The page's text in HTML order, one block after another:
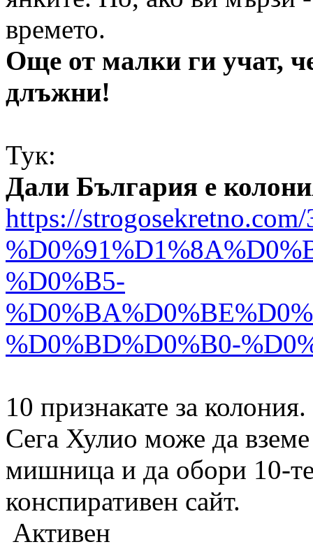
времето.
Още от малки ги учат,
длъжни!
Тук:
Дали България е
https://
%D0%B5-
%D0%BD%D0%B0-
10 признакате за колония.
Сега Хулио може да
мишница и да обори 10-
конспиративен сайт.
Активен